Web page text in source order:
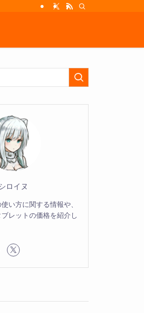
ロイヌ
い方に関する情報や、
レットの価格を紹介し